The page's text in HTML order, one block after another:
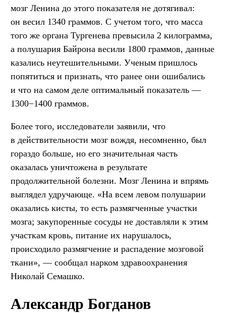
мозг Ленина до этого показателя не дотягивал:
он весил 1340 граммов. С учетом того, что масса
того же органа Тургенева превысила 2 килограмма,
а полушария Байрона весили 1800 граммов, данные
казались неутешительными. Ученым пришлось
попятиться и признать, что ранее они ошибались
и что на самом деле оптимальный показатель —
1300−1400 граммов.
Более того, исследователи заявили, что
в действительности мозг вождя, несомненно, был
гораздо больше, но его значительная часть
оказалась уничтожена в результате
продолжительной болезни. Мозг Ленина и впрямь
выглядел удручающе. «На всем левом полушарии
оказались кисты, то есть размягченные участки
мозга; закупоренные сосуды не доставляли к этим
участкам кровь, питание их нарушалось,
происходило размягчение и распадение мозговой
ткани», — сообщал нарком здравоохранения
Николай Семашко.
Александр Богданов